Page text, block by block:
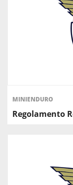
MINIENDURO
Regolamento